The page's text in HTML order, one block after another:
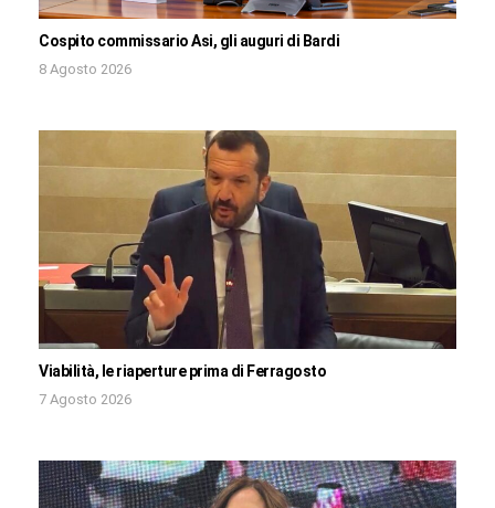
Cospito commissario Asi, gli auguri di Bardi
8 Agosto 2026
Viabilità, le riaperture prima di Ferragosto
7 Agosto 2026